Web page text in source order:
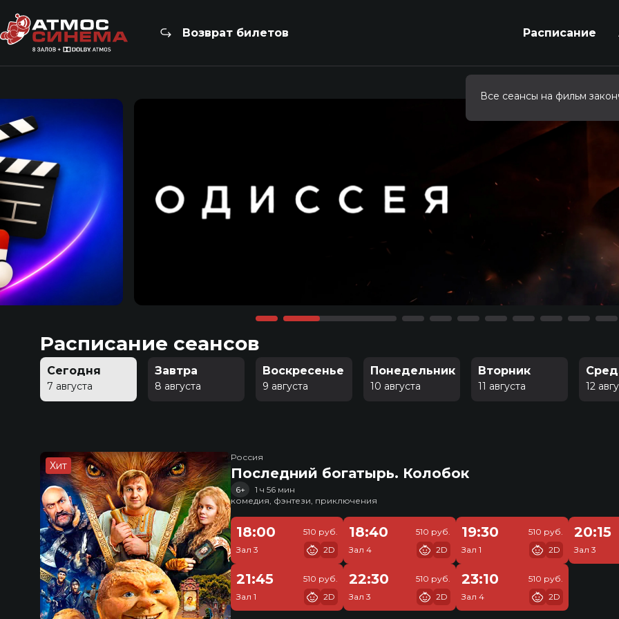
Возврат билетов Расписание
Расписание сеансов
Сегодня
7 августа
Завтра
8 августа
Воскресенье
9 августа
Понедельник
10 августа
Вторник
11 августа 12
Хит
Россия
Последний богатырь. Колобок
6+
1 ч 56 мин
комедия, фэнтези, приключения
18:00
Зал 3
510 руб.
2D
18:40
Зал 4
510 руб.
2D
19:30
Зал 1
510 руб.
2D
20:15
Зал 3
21:45
Зал 1
510 руб.
2D
22:30
Зал 3
510 руб.
2D
23:10
Зал 4
510 руб.
2D
Все сеансы на фильм